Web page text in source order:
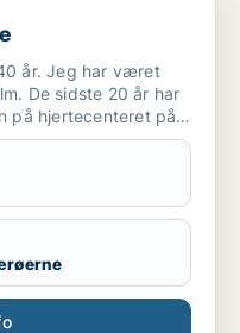
år. Jeg har været
De sidste 20 år har
på hjertecenteret på
Faisal Specialist
City. Jeg har været
tog vare på den